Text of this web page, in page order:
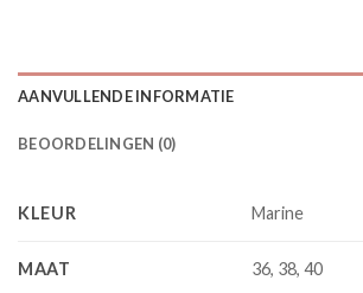
AANVULLENDE INFORMATIE
BEOORDELINGEN (0)
KLEUR Marine
MAAT 36, 38, 40